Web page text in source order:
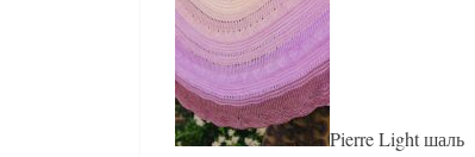
Pierre Light шаль